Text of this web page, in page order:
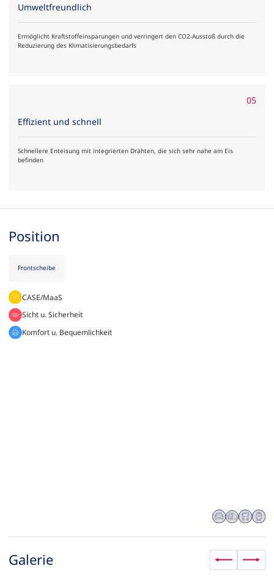
Umweltfreundlich
Ermöglicht Kraftstoffeinsparungen und verringert den CO2-Ausstoß durch die
Reduzierung des Klimatisierungsbedarfs
05
Effizient und schnell
Schnellere Enteisung mit integrierten Drähten, die sich sehr nahe am Eis
befinden
Position
Frontscheibe
CASE/MaaS
Sicht u. Sicherheit
Komfort u. Bequemlichkeit
Galerie